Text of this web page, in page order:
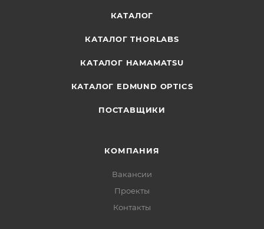
КАТАЛОГ
КАТАЛОГ THORLABS
КАТАЛОГ HAMAMATSU
КАТАЛОГ EDMUND OPTICS
ПОСТАВЩИКИ
КОМПАНИЯ
Вакансии
Проекты
Контакты